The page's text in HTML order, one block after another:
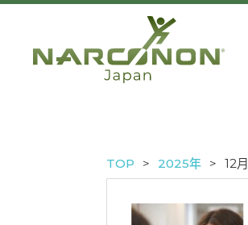
TOP 2025年 12月